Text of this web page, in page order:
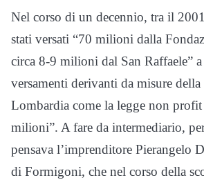
Nel corso di un decennio, tra il
stati versati “70 milioni dalla
circa 8-9 milioni dal San Raffaele”
versamenti derivanti da misure
Lombardia come la legge non
milioni”. A fare da intermediario,
pensava l’imprenditore Pierangelo
di Formigoni, che nel corso della